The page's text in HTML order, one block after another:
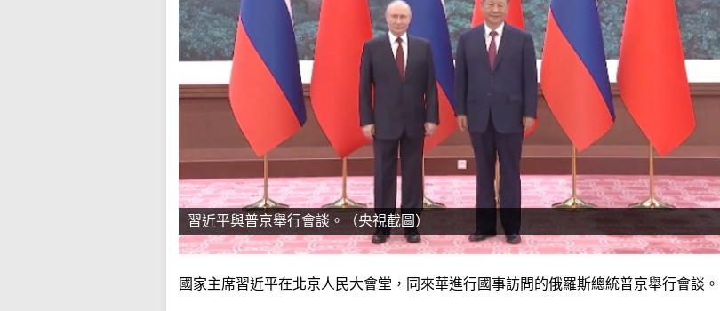
習近平與普京舉行會談。（央視截圖）
國家主席習近平在北京人民大會堂，同來華進行國事訪問的俄羅斯總統普京舉行會談。